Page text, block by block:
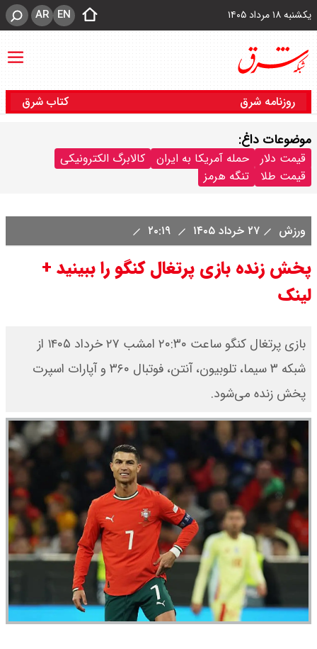
یکشنبه ۱۸ مرداد ۱۴۰۵ EN
AR
روزنامه شرق کتاب شرق
موضوعات داغ:
قیمت دلار حمله آمریکا به ایران
کالابرگ الکترونیکی
قیمت طلا
تنگه هرمز
ورزش ۲۷ خرداد ۱۴۰۵
پخش زنده بازی پرتغال کنگو را ببینید +
لینک
بازی پرتغال کنگو ساعت ۲۰:۳۰ امشب ۲۷ خرداد ۱۴۰۵ از
شبکه ۳ سیما، تلوبیون، آنتن، فوتبال ۳۶۰ و آپارات اسپرت
پخش زنده می‌شود.